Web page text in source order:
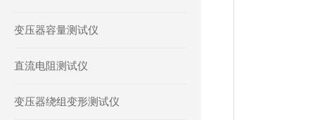
变压器容量测试仪
直流电阻测试仪
变压器绕组变形测试仪